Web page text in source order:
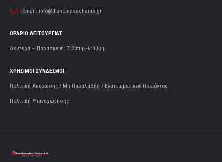
Email: info@dianomesachaias.gr
ΩΡΑΡΙΟ ΛΕΙΤΟΥΡΓΙΑΣ
Δευτέρα – Παρασκευή: 7:30π.μ.-6:00μ.μ.
ΧΡΗΣΙΜΟΙ ΣΥΝΔΕΣΜΟΙ
Πολιτική Ακύρωσης / Μη Παραλαβής / Ελαττωματικού Προϊόντος
Πολιτική Υπαναχώρησης